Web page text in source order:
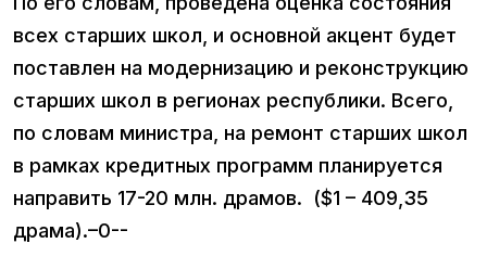
всех старших школ, и основной акцент будет
поставлен на модернизацию и реконструкцию
старших школ в регионах республики. Всего,
по словам министра, на ремонт старших школ
в рамках кредитных программ планируется
направить 17-20 млн. драмов. ($1 – 409,35
драма).–0--